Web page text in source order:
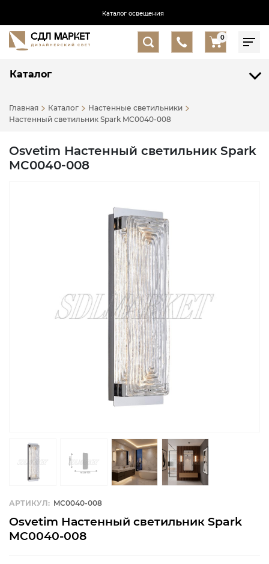
Каталог освещения
0
Каталог
Главная Каталог
Настенные светильники
Настенный светильник Spark MC0040-008
Osvetim Настенный светильник Spark
MC0040-008
АРТИКУЛ: MC0040-008
Osvetim Настенный светильник Spark
MC0040-008